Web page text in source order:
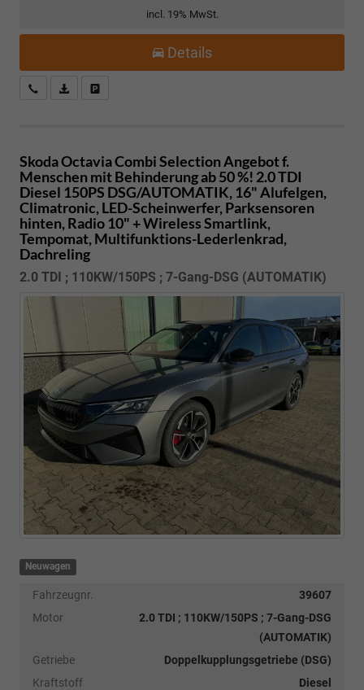
incl. 19% MwSt.
Details
Kostenloser Rückruf-Service
PDF-Datei, Fahrzeugexposé drucken
Skoda Octavia CombiSelection Angebot f.
Menschen mit Behinderung ab 50 %! 2.0 TDI
Diesel 150PS DSG/AUTOMATIK, 16" Alufelgen,
Climatronic, LED-Scheinwerfer, Parksensoren
hinten, Radio 10" + Wireless Smartlink,
Tempomat, Multifunktions-Lederlenkrad,
Dachreling
2.0 TDI ; 110KW/150PS ; 7-Gang-DSG (AUTOMATIK)
Neuwagen
Fahrzeugnr.
39607
Motor
2.0 TDI ; 110KW/150PS ; 7-Gang-DSG
(AUTOMATIK)
Getriebe
Doppelkupplungsgetriebe (DSG)
Kraftstoff
Diesel